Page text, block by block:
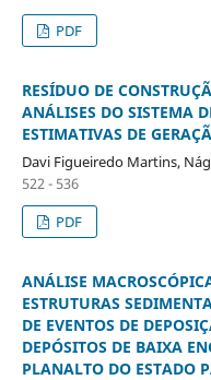
PDF
RESÍDUO DE
ANÁLISES DO SISTEMA
ESTIMATIVAS DE
Davi Figueiredo Martins,
522 - 536
PDF
ANÁLISE
ESTRUTURAS
DE EVENTOS DE
DEPÓSITOS DE BAIXA
PLANALTO DO ESTADO